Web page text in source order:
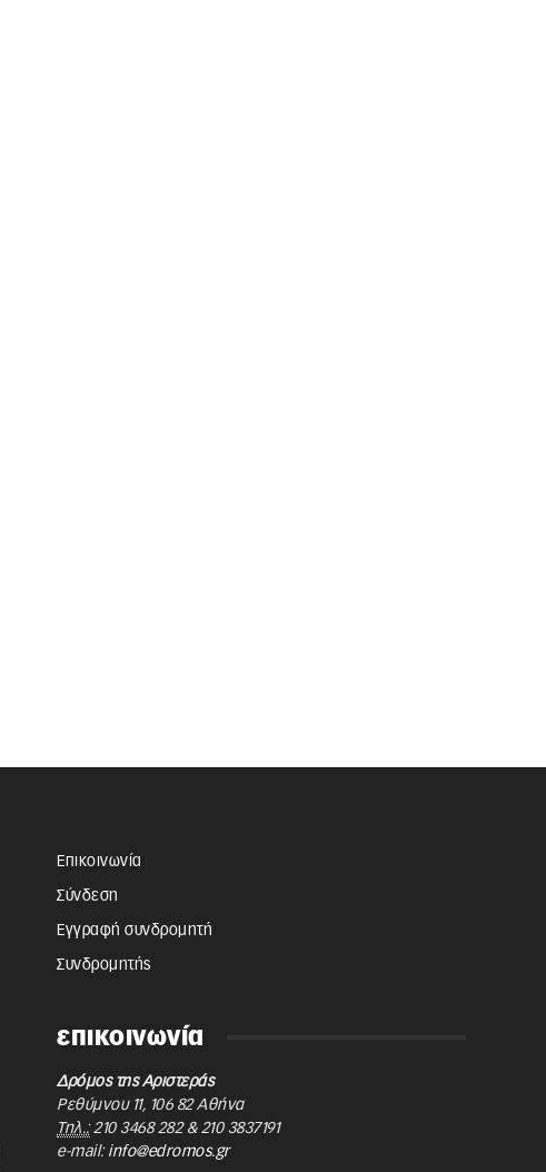
Επικοινωνία
Σύνδεση
Εγγραφή συνδρομητή
Συνδρομητής
επικοινωνία
Δρόμος της Αριστεράς
Ρεθύμνου 11, 106 82 Αθήνα
Τηλ.: 210 3468 282& 210 3837191
e-mail: info@edromos.gr